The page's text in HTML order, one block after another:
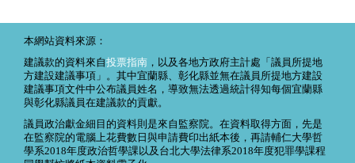
本網站資料來源：
建議款的資料來自投票指南 ，以及各地方政府主計處「議員所提地
方建設建議事項」。其中宜蘭縣、彰化縣並無在議員所提地方建設
建議事項文件中公布議員姓名，導致無法透過統計得知每個宜蘭縣
與彰化縣議員在建議款的貢獻。
議員政治獻金細目的資料則是來自監察院。在資料取得方面，先是
在監察院的電腦上花費數日與申請費印出紙本後，再請輔仁大學哲
學系2018年度政治哲學課以及台北大學法律系2018年度犯罪學課程